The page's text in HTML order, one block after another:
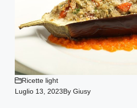
Ricette light
Luglio 13, 2023ByGiusy